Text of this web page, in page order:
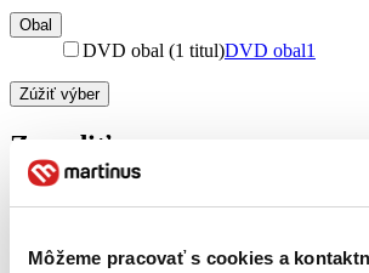
Môžeme pracovať s cookies a
Obal
DVD obal (1 titul)DVD obal1
Zúžiť výber
Zoradiť
Bestsellery